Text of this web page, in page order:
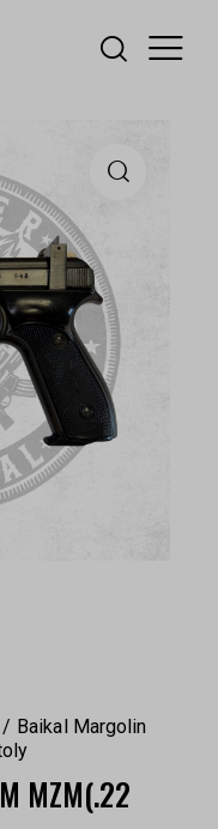
Baikal Margolin
MZM(.22